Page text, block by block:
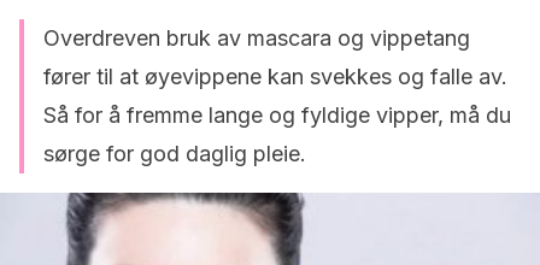
Overdreven bruk av mascara og vippetang
fører til at øyevippene kan svekkes og falle av.
Så for å fremme lange og fyldige vipper, må du
sørge for god daglig pleie.